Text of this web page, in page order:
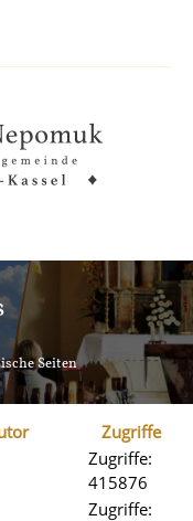
Seiten
Zugriffe
Zugriffe:
415876
Zugriffe: